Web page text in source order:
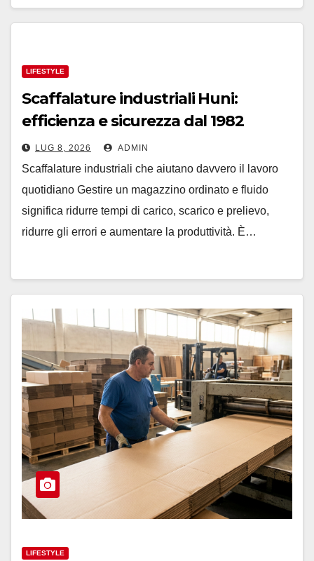
LIFESTYLE
Scaffalature industriali Huni:
efficienza e sicurezza dal 1982
LUG 8, 2026 ADMIN
Scaffalature industriali che aiutano davvero il lavoro
quotidiano Gestire un magazzino ordinato e fluido
significa ridurre tempi di carico, scarico e prelievo,
ridurre gli errori e aumentare la produttività. È…
LIFESTYLE